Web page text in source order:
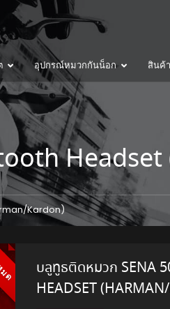
อุปกรณ์หมวกกันน็อก สินค้า
Kardon)
ด
บลูทูธติดหมวก SENA
HEADSET